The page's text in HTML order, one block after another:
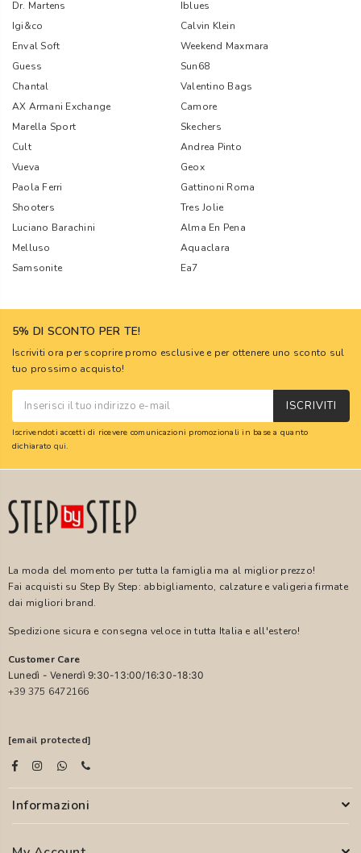
Dr. Martens
Iblues
Igi&co
Calvin Klein
Enval Soft
Weekend Maxmara
Guess
Sun68
Chantal
Valentino Bags
AX Armani Exchange
Camore
Marella Sport
Skechers
Cult
Andrea Pinto
Vueva
Geox
Paola Ferri
Gattinoni Roma
Shooters
Tres Jolie
Luciano Barachini
Alma En Pena
Melluso
Aquaclara
Samsonite
Ea7
5% DI SCONTO PER TE!
Iscriviti ora per scoprire promo esclusive e per ottenere uno sconto sul
tuo prossimo acquisto!
ISCRIVITI
Iscrivendoti accetti di ricevere comunicazioni promozionali in base a quanto
dichiarato qui.
La moda del momento per tutta la famiglia ma al miglior prezzo!
Fai acquisti su Step By Step: abbigliamento, calzature e valigeria firmate
dai migliori brand.
Spedizione sicura e consegna veloce in tutta Italia e all'estero!
Customer Care
Lunedì - Venerdì 9:30-13:00/16:30-18:30
+39 375 6472166
[email protected]
Informazioni